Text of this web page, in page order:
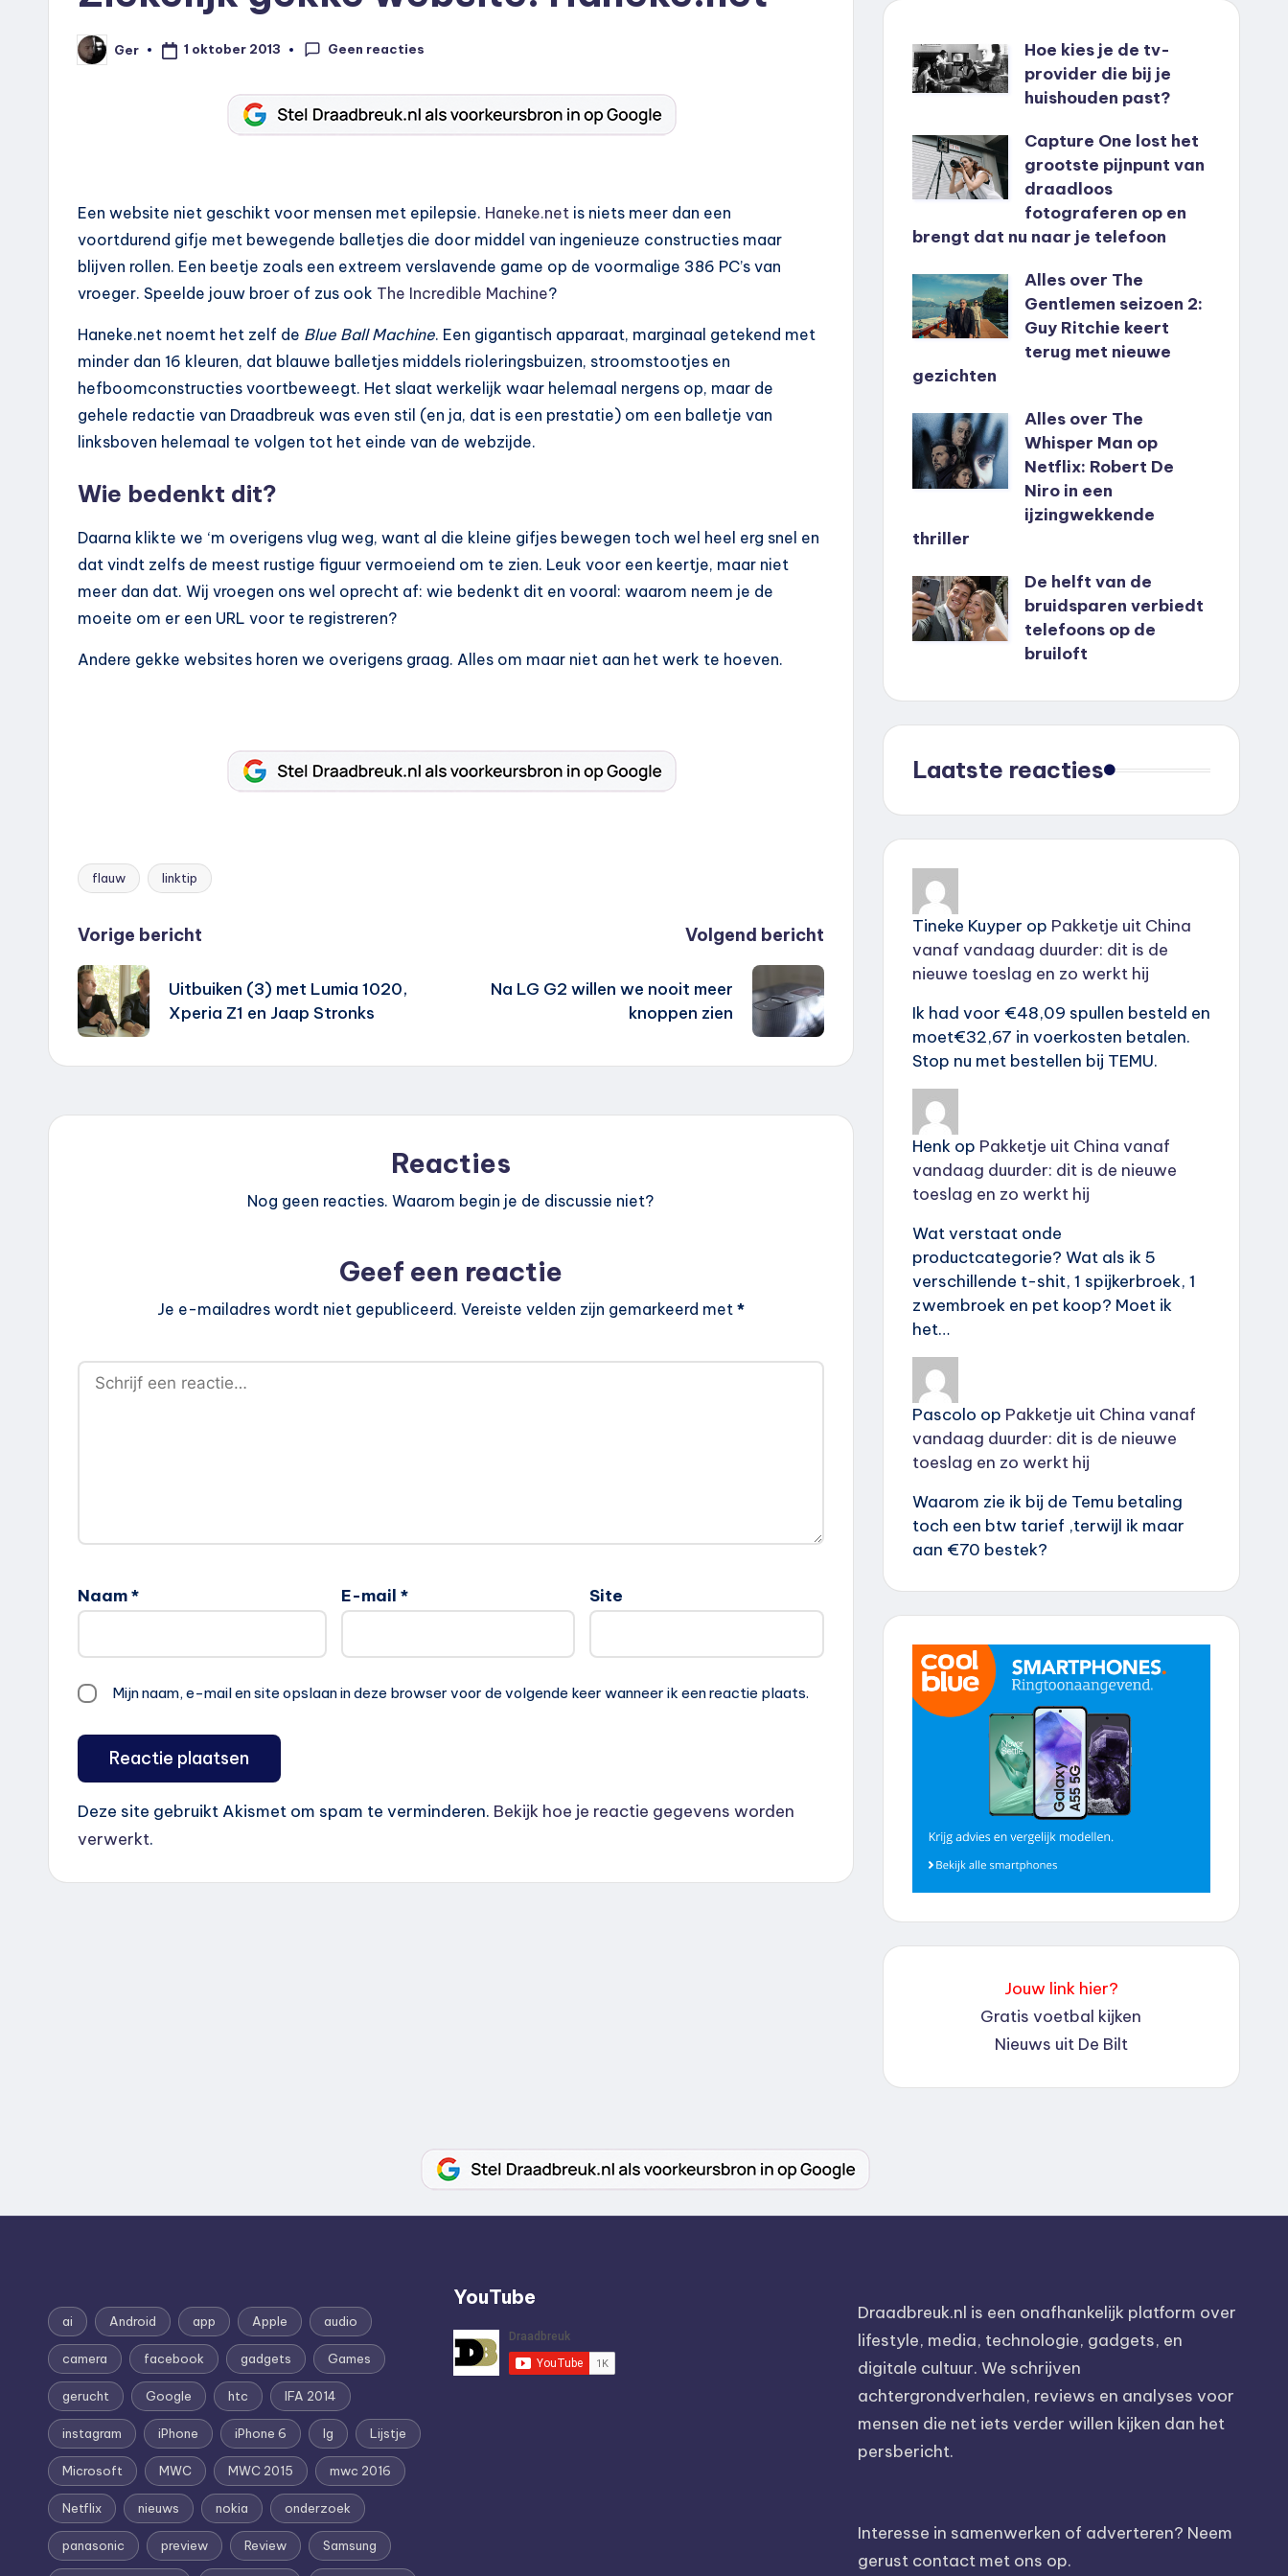
Geplaatst
door
Ger 1 oktober 2013 Geen reacties
Een website niet geschikt voor mensen met epilepsie. Haneke.net is niets meer dan een
voortdurend gifje met bewegende balletjes die door middel van ingenieuze constructies maar
blijven rollen. Een beetje zoals een extreem verslavende game op de voormalige 386 PC’s van
vroeger. Speelde jouw broer of zus ook The Incredible Machine?
Haneke.net noemt het zelf de Blue Ball Machine. Een gigantisch apparaat, marginaal getekend met
minder dan 16 kleuren, dat blauwe balletjes middels rioleringsbuizen, stroomstootjes en
hefboomconstructies voortbeweegt. Het slaat werkelijk waar helemaal nergens op, maar de
gehele redactie van Draadbreuk was even stil (en ja, dat is een prestatie) om een balletje van
linksboven helemaal te volgen tot het einde van de webzijde.
Wie bedenkt dit?
Daarna klikte we ‘m overigens vlug weg, want al die kleine gifjes bewegen toch wel heel erg snel en
dat vindt zelfs de meest rustige figuur vermoeiend om te zien. Leuk voor een keertje, maar niet
meer dan dat. Wij vroegen ons wel oprecht af: wie bedenkt dit en vooral: waarom neem je de
moeite om er een URL voor te registreren?
Andere gekke websites horen we overigens graag. Alles om maar niet aan het werk te hoeven.
Tags:
flauw linktip
Bericht
navigatie
Vorige bericht
Uitbuiken (3) met Lumia 1020,
Xperia Z1 en Jaap Stronks
Volgend bericht
Na LG G2 willen we nooit meer
knoppen zien
Reacties
Nog geen reacties. Waarom begin je de discussie niet?
Geef een reactie
Je e-mailadres wordt niet gepubliceerd. Vereiste velden zijn gemarkeerd met *
Naam* E-mail * Site
Mijn naam, e-mail en site opslaan in deze browser voor de volgende keer wanneer ik een reactie plaats.
Deze site gebruikt Akismet om spam te verminderen. Bekijk hoe je reactie gegevens worden
verwerkt.
Hoe kies je de tv-
provider die bij je
huishouden past?
Capture One lost het
grootste pijnpunt van
draadloos
fotograferen op en
brengt dat nu naar je telefoon
Alles over The
Gentlemen seizoen 2:
Guy Ritchie keert
terug met nieuwe
gezichten
Alles over The
Whisper Man op
Netflix: Robert De
Niro in een
ijzingwekkende
thriller
De helft van de
bruidsparen verbiedt
telefoons op de
bruiloft
Laatste reacties
Tineke Kuyper op Pakketje uit China
vanaf vandaag duurder: dit is de
nieuwe toeslag en zo werkt hij
Ik had voor €48,09 spullen besteld en
moet€32,67 in voerkosten betalen.
Stop nu met bestellen bij TEMU.
Henkop Pakketje uit China vanaf
vandaag duurder: dit is de nieuwe
toeslag en zo werkt hij
Wat verstaat onde
productcategorie? Wat als ik 5
verschillende t-shit, 1 spijkerbroek, 1
zwembroek en pet koop? Moet ik
het…
Pascolo op Pakketje uit China vanaf
vandaag duurder: dit is de nieuwe
toeslag en zo werkt hij
Waarom zie ik bij de Temu betaling
toch een btw tarief ,terwijl ik maar
aan €70 bestek?
Jouw link hier?
Gratis voetbal kijken
Nieuws uit De Bilt
ai Android app Apple audio
camera facebook gadgets Games
gerucht Google htc IFA 2014
instagram iPhone iPhone 6 lg Lijstje
Microsoft MWC MWC 2015 mwc 2016
Netflix nieuws nokia onderzoek
panasonic preview Review Samsung
YouTube
Draadbreuk.nl is een onafhankelijk platform over
lifestyle, media, technologie, gadgets, en
digitale cultuur. We schrijven
achtergrondverhalen, reviews en analyses voor
mensen die net iets verder willen kijken dan het
persbericht.
Interesse in samenwerken of adverteren? Neem
gerust contact met ons op.